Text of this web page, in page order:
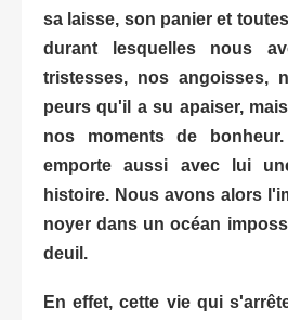
sa laisse, son panier et
durant lesquelles nous
tristesses, nos angoisses,
peurs qu'il a su apaiser,
nos moments de
emporte aussi avec lui
histoire. Nous avons alors
noyer dans un océan
deuil.
En effet, cette vie qui